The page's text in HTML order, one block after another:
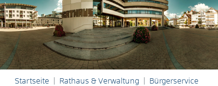
Startseite Rathaus & Verwaltung
Bürgerservice